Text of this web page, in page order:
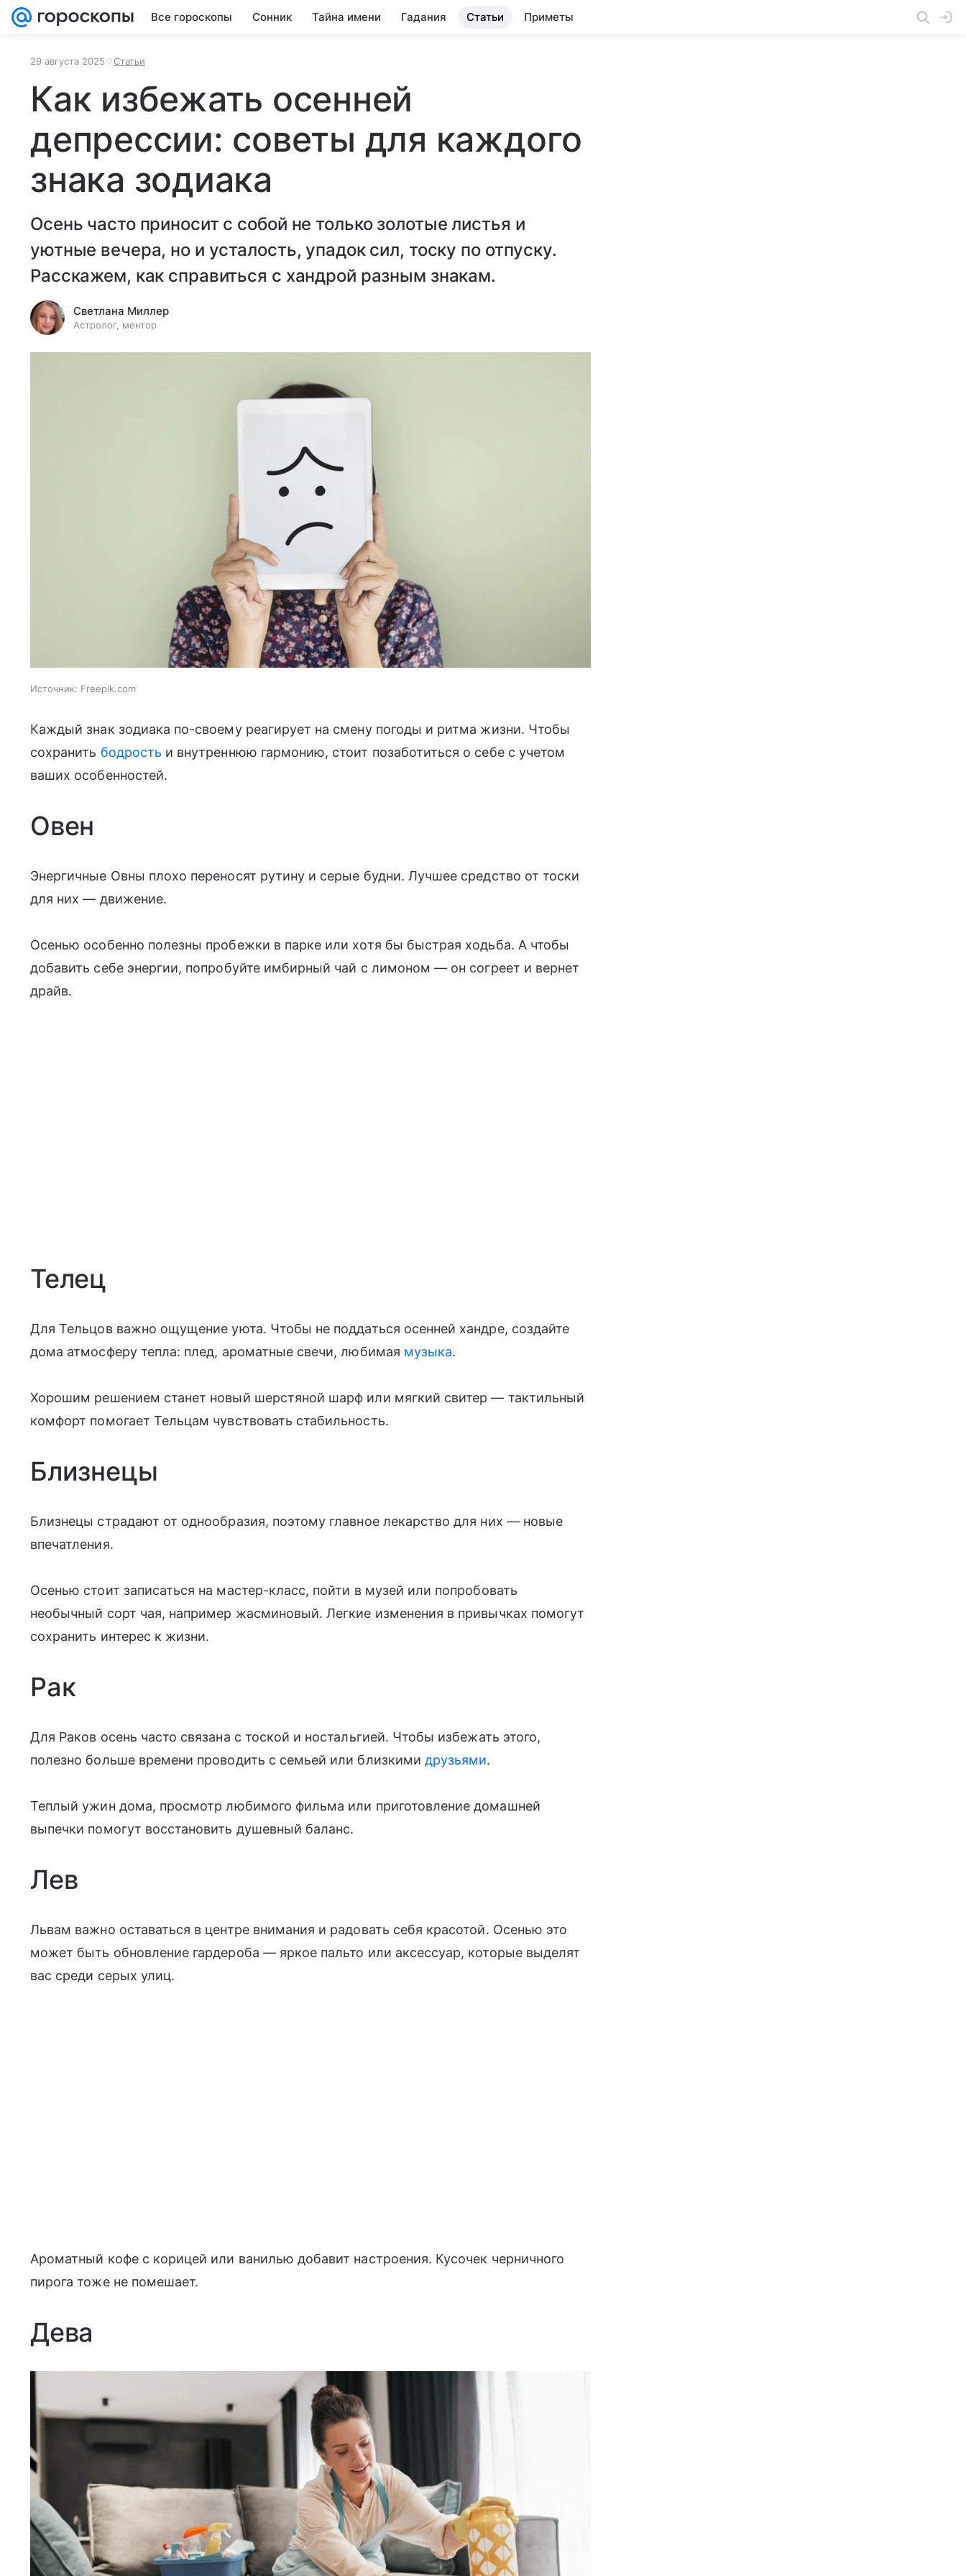
Все гороскопы Сонник Тайна имени Гадания Статьи Приметы
29 августа 2025 Статьи
Как избежать осенней
депрессии: советы для каждого
знака зодиака
Осень часто приносит с собой не только золотые листья и
уютные вечера, но и усталость, упадок сил, тоску по отпуску.
Расскажем, как справиться с хандрой разным знакам.
Светлана Миллер
Астролог, ментор
Источник: Freepik.com
Каждый знак зодиака по-своему реагирует на смену погоды и ритма жизни. Чтобы
сохранить бодрость и внутреннюю гармонию, стоит позаботиться о себе с учетом
ваших особенностей.
Овен
Энергичные Овны плохо переносят рутину и серые будни. Лучшее средство от тоски
для них — движение.
Осенью особенно полезны пробежки в парке или хотя бы быстрая ходьба. А чтобы
добавить себе энергии, попробуйте имбирный чай с лимоном — он согреет и вернет
драйв.
Телец
Для Тельцов важно ощущение уюта. Чтобы не поддаться осенней хандре, создайте
дома атмосферу тепла: плед, ароматные свечи, любимая музыка.
Хорошим решением станет новый шерстяной шарф или мягкий свитер — тактильный
комфорт помогает Тельцам чувствовать стабильность.
Близнецы
Близнецы страдают от однообразия, поэтому главное лекарство для них — новые
впечатления.
Осенью стоит записаться на мастер-класс, пойти в музей или попробовать
необычный сорт чая, например жасминовый. Легкие изменения в привычках помогут
сохранить интерес к жизни.
Рак
Для Раков осень часто связана с тоской и ностальгией. Чтобы избежать этого,
полезно больше времени проводить с семьей или близкими друзьями.
Теплый ужин дома, просмотр любимого фильма или приготовление домашней
выпечки помогут восстановить душевный баланс.
Лев
Львам важно оставаться в центре внимания и радовать себя красотой. Осенью это
может быть обновление гардероба — яркое пальто или аксессуар, которые выделят
вас среди серых улиц.
Ароматный кофе с корицей или ванилью добавит настроения. Кусочек черничного
пирога тоже не помешает.
Дева